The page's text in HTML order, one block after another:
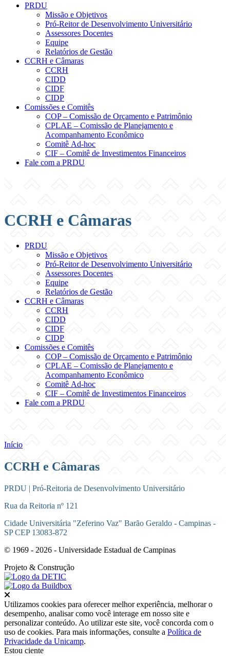
PRDU
Missão e Objetivos
Pró-Reitor de Desenvolvimento Universitário
Assessores Docentes
Equipe
Relatórios de Gestão
CCRH e Câmaras
CCRH
CIDD
CIDF
CIDP
Comissões e Comitês
COP – Comissão de Orçamento e Patrimônio
CPLAE – Comissão de Planejamento e
Acompanhamento Econômico
Comitê Ad-hoc
CIF – Comitê de Investimentos Financeiros
Fale com a PRDU
CCRH e Câmaras
PRDU
Missão e Objetivos
Pró-Reitor de Desenvolvimento Universitário
Assessores Docentes
Equipe
Relatórios de Gestão
CCRH e Câmaras
CCRH
CIDD
CIDF
CIDP
Comissões e Comitês
COP – Comissão de Orçamento e Patrimônio
CPLAE – Comissão de Planejamento e
Acompanhamento Econômico
Comitê Ad-hoc
CIF – Comitê de Investimentos Financeiros
Fale com a PRDU
Início
CCRH e Câmaras
PRDU | Pró-Reitoria de Desenvolvimento Universitário
Rua da Reitoria nº 121
Cidade Universitária "Zeferino Vaz" Barão Geraldo - Campinas -
SP CEP 13083-872
© 1969 - 2026 - Universidade Estadual de Campinas
Projeto & Construção
Utilizamos cookies para oferecer melhor experiência, melhorar o
desempenho, analisar como você interage em nosso site e
personalizar conteúdo. Ao utilizar este site, você concorda com o
uso de cookies. Para mais informações, consulte a Política de
Privacidade da Unicamp.
Estou ciente